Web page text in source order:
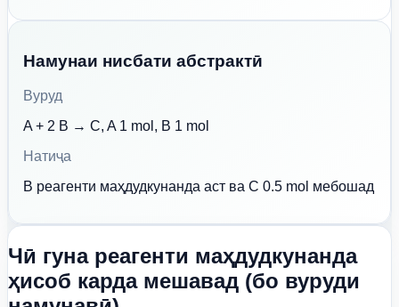
Намунаи нисбати абстрактӣ
Вуруд
A + 2 B → C, A 1 mol, B 1 mol
Натиҷа
B реагенти маҳдудкунанда аст ва C 0.5 mol мебошад
Чӣ гуна реагенти маҳдудкунанда
ҳисоб карда мешавад (бо вуруди